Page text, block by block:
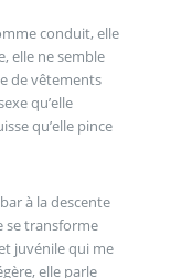
conduit, elle
elle ne semble
de vêtements
qu’elle
qu’elle pince
à la descente
se transforme
juvénile qui me
elle parle